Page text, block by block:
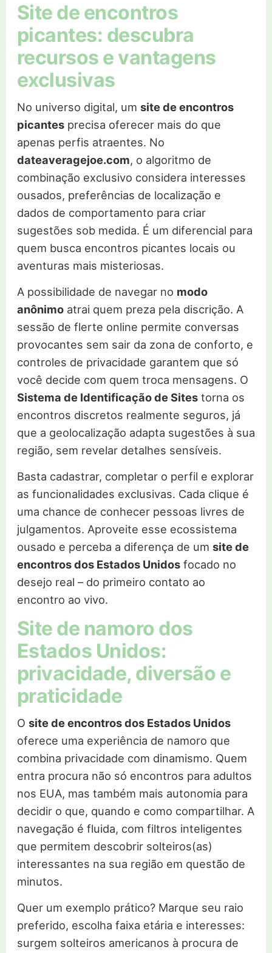
Site de encontros
picantes: descubra
recursos e vantagens
exclusivas
No universo digital, um site de encontros
picantesprecisa oferecer mais do que
apenas perfis atraentes. No
dateaveragejoe.com, o algoritmo de
combinação exclusivo considera interesses
ousados, preferências de localização e
dados de comportamento para criar
sugestões sob medida. É um diferencial para
quem busca encontros picantes locais ou
aventuras mais misteriosas.
A possibilidade de navegar no modo
anônimoatrai quem preza pela discrição. A
sessão de flerte online permite conversas
provocantes sem sair da zona de conforto, e
controles de privacidade garantem que só
você decide com quem troca mensagens. O
Sistema de Identificação de Sitestorna os
encontros discretos realmente seguros, já
que a geolocalização adapta sugestões à sua
região, sem revelar detalhes sensíveis.
Basta cadastrar, completar o perfil e explorar
as funcionalidades exclusivas. Cada clique é
uma chance de conhecer pessoas livres de
julgamentos. Aproveite esse ecossistema
ousado e perceba a diferença de um site de
encontros dos Estados Unidosfocado no
desejo real – do primeiro contato ao
encontro ao vivo.
Site de namoro dos
Estados Unidos:
privacidade, diversão e
praticidade
O site de encontros dos Estados Unidos
oferece uma experiência de namoro que
combina privacidade com dinamismo. Quem
entra procura não só encontros para adultos
nos EUA, mas também mais autonomia para
decidir o que, quando e como compartilhar. A
navegação é fluida, com filtros inteligentes
que permitem descobrir solteiros(as)
interessantes na sua região em questão de
minutos.
Quer um exemplo prático? Marque seu raio
preferido, escolha faixa etária e interesses:
surgem solteiros americanos à procura de